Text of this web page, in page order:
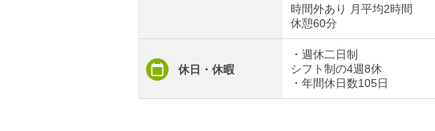
時間外あり 月平均2時間
休憩60分
休日・休暇
・週休二日制
シフト制の4週8休
・年間休日数105日